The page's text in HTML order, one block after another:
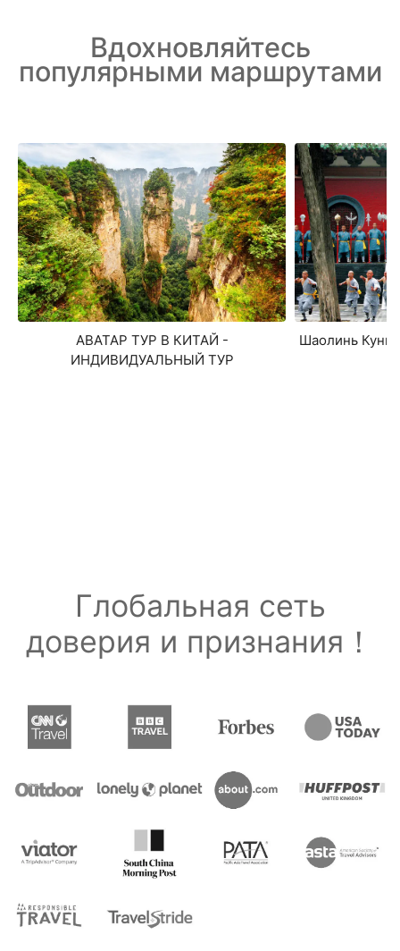
Вдохновляйтесь
популярными маршрутами
АВАТАР ТУР В КИТАЙ -
ИНДИВИДУАЛЬНЫЙ ТУР
Шаолинь
Глобальная сеть
доверия и признания！